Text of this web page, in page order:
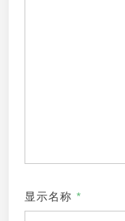
显示名称 *